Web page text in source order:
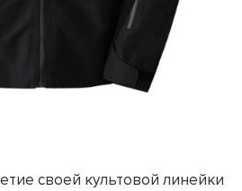
своей культовой линейки